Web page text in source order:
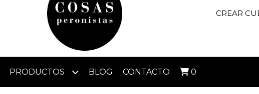
CREAR
PRODUCTOS BLOG CONTACTO 0